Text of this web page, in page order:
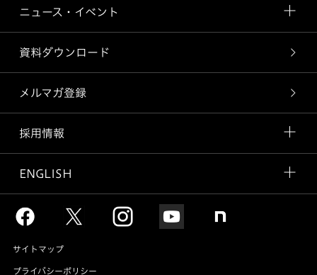
ニュース・イベント
資料ダウンロード
メルマガ登録
採用情報
ENGLISH
サイトマップ
プライバシーポリシー